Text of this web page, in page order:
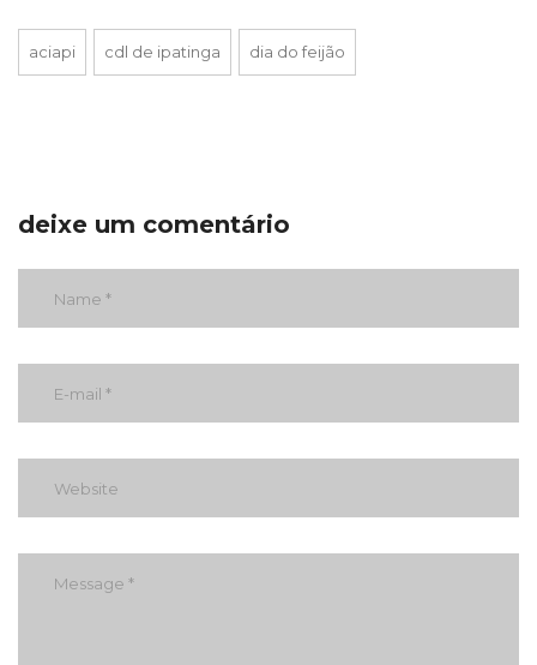
aciapi cdl de ipatinga dia do feijão
deixe um comentário